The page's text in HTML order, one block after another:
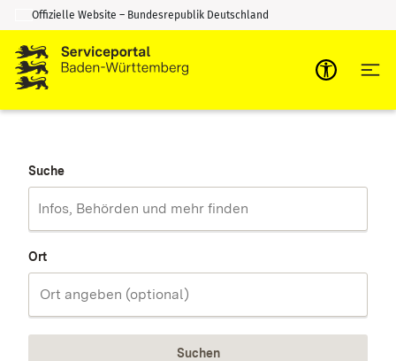
Zum Inhalt springen
Zur Suche springen
Offizielle Website – Bundesrepublik Deutschland
Suche
Ort
Suchen